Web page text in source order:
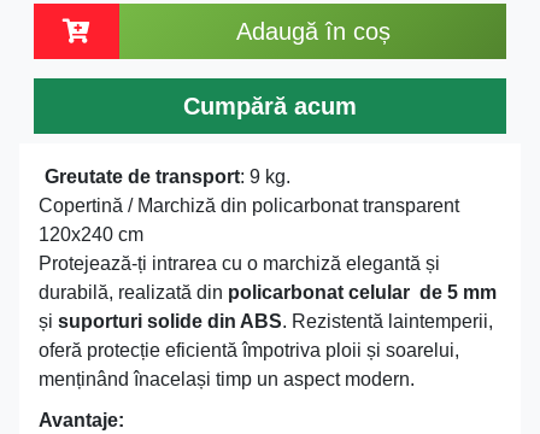
Adaugă în coș
Cumpără acum
Greutate de transport: 9 kg.
Copertină / Marchiză din policarbonat transparent
120x240 cm
Protejează-ți intrarea cu o marchiză elegantă și
durabilă, realizată din policarbonat celular de 5 mm
și suporturi solide din ABS. Rezistentă laintemperii,
oferă protecție eficientă împotriva ploii și soarelui,
menținând înacelași timp un aspect modern.
Avantaje: